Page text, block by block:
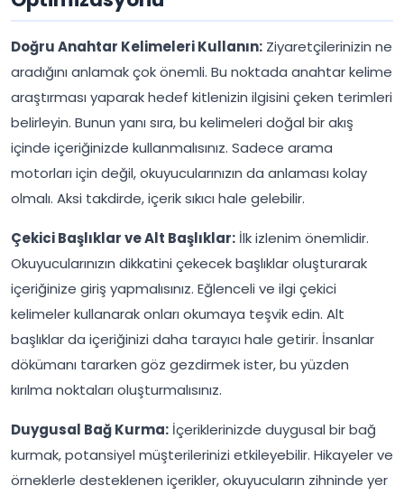
Doğru Anahtar Kelimeleri Kullanın: Ziyaretçilerinizin ne
aradığını anlamak çok önemli. Bu noktada anahtar kelime
araştırması yaparak hedef kitlenizin ilgisini çeken terimleri
belirleyin. Bunun yanı sıra, bu kelimeleri doğal bir akış
içinde içeriğinizde kullanmalısınız. Sadece arama
motorları için değil, okuyucularınızın da anlaması kolay
olmalı. Aksi takdirde, içerik sıkıcı hale gelebilir.
Çekici Başlıklar ve Alt Başlıklar: İlk izlenim önemlidir.
Okuyucularınızın dikkatini çekecek başlıklar oluşturarak
içeriğinize giriş yapmalısınız. Eğlenceli ve ilgi çekici
kelimeler kullanarak onları okumaya teşvik edin. Alt
başlıklar da içeriğinizi daha tarayıcı hale getirir. İnsanlar
dökümanı tararken göz gezdirmek ister, bu yüzden
kırılma noktaları oluşturmalısınız.
Duygusal Bağ Kurma: İçeriklerinizde duygusal bir bağ
kurmak, potansiyel müşterilerinizi etkileyebilir. Hikayeler ve
örneklerle desteklenen içerikler, okuyucuların zihninde yer